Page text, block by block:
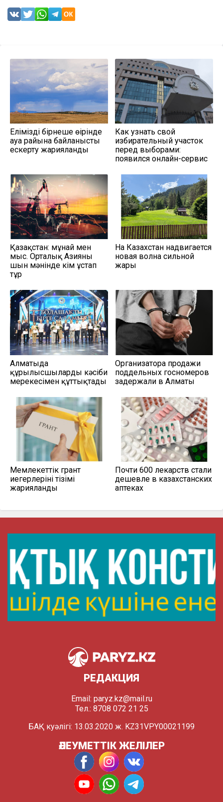
Еліміздің бірнеше өңірінде
ауа райына байланысты
ескерту жарияланды
Как узнать свой
избирательный участок
перед выборами:
появился онлайн-сервис
Қазақстан: мұнай мен
мыс. Орталық Азияны
шын мәнінде кім ұстап
тұр
На Казахстан надвигается
новая волна сильной
жары
Алматыда
құрылысшыларды кәсіби
мерекесімен құттықтады
Организатора продажи
поддельных госномеров
задержали в Алматы
Мемлекеттік грант
иегерлерінің тізімі
жарияланды
Почти 600 лекарств стали
дешевле в казахстанских
аптеках
РЕДАКЦИЯ
Email: paryz.kz@mail.ru
Тел.: 8708 072 21 25
БАҚ куәлігі: 13.03.2020 ж. KZ31VPY00021199
ӘЛЕУМЕТТІК ЖЕЛІЛЕР